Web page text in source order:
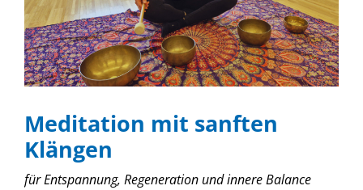
Meditation mit sanften
Klängen
für Entspannung, Regeneration und innere Balance